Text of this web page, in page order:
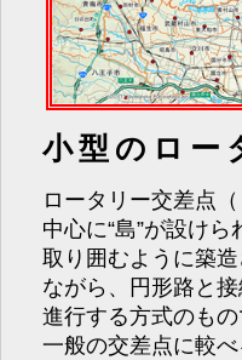
小型のロー
ロータリー交差点
中心に“島”が設け
取り囲むように築
ながら、円形路と
進行する方式のもの
一般の交差点に較